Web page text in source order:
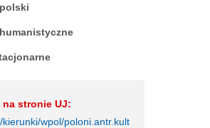
polski
humanistyczne
stronie UJ:
wpol/poloni.antr.kult